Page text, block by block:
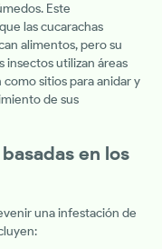
Este
las cucarachas
alimentos, pero su
insectos utilizan áreas
sitios para anidar y
de sus
en los
una infestación de